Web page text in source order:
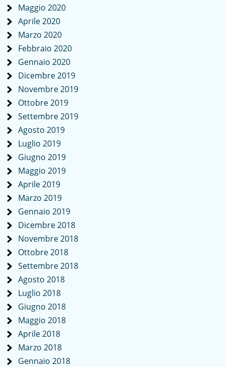
Maggio 2020
Aprile 2020
Marzo 2020
Febbraio 2020
Gennaio 2020
Dicembre 2019
Novembre 2019
Ottobre 2019
Settembre 2019
Agosto 2019
Luglio 2019
Giugno 2019
Maggio 2019
Aprile 2019
Marzo 2019
Gennaio 2019
Dicembre 2018
Novembre 2018
Ottobre 2018
Settembre 2018
Agosto 2018
Luglio 2018
Giugno 2018
Maggio 2018
Aprile 2018
Marzo 2018
Gennaio 2018